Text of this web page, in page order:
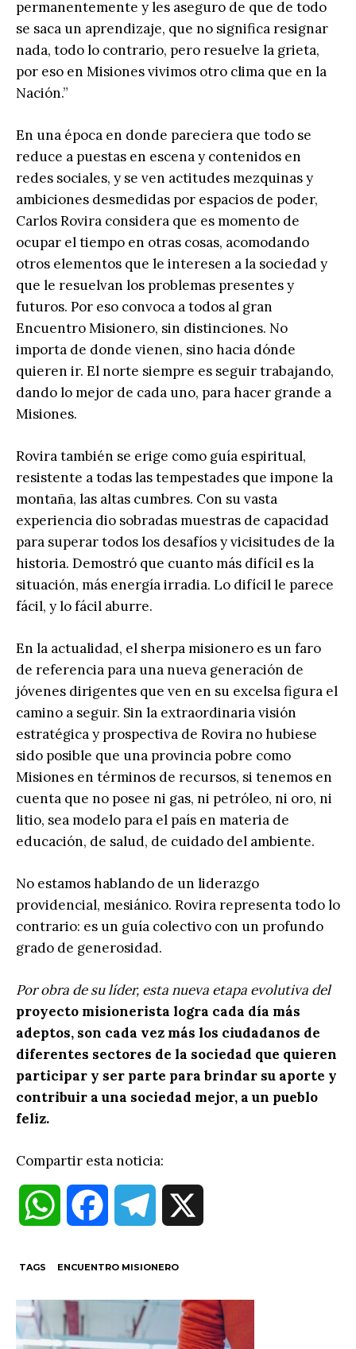
permanentemente y les aseguro de que de todo
se saca un aprendizaje, que no significa resignar
nada, todo lo contrario, pero resuelve la grieta,
por eso en Misiones vivimos otro clima que en la
Nación.”
En una época en donde pareciera que todo se
reduce a puestas en escena y contenidos en
redes sociales, y se ven actitudes mezquinas y
ambiciones desmedidas por espacios de poder,
Carlos Rovira considera que es momento de
ocupar el tiempo en otras cosas, acomodando
otros elementos que le interesen a la sociedad y
que le resuelvan los problemas presentes y
futuros. Por eso convoca a todos al gran
Encuentro Misionero, sin distinciones. No
importa de donde vienen, sino hacia dónde
quieren ir. El norte siempre es seguir trabajando,
dando lo mejor de cada uno, para hacer grande a
Misiones.
Rovira también se erige como guía espiritual,
resistente a todas las tempestades que impone la
montaña, las altas cumbres. Con su vasta
experiencia dio sobradas muestras de capacidad
para superar todos los desafíos y vicisitudes de la
historia. Demostró que cuanto más difícil es la
situación, más energía irradia. Lo difícil le parece
fácil, y lo fácil aburre.
En la actualidad, el sherpa misionero es un faro
de referencia para una nueva generación de
jóvenes dirigentes que ven en su excelsa figura el
camino a seguir. Sin la extraordinaria visión
estratégica y prospectiva de Rovira no hubiese
sido posible que una provincia pobre como
Misiones en términos de recursos, si tenemos en
cuenta que no posee ni gas, ni petróleo, ni oro, ni
litio, sea modelo para el país en materia de
educación, de salud, de cuidado del ambiente.
No estamos hablando de un liderazgo
providencial, mesiánico. Rovira representa todo lo
contrario: es un guía colectivo con un profundo
grado de generosidad.
Por obra de su líder, esta nueva etapa evolutiva del
proyecto misionerista logra cada día más
adeptos, son cada vez más los ciudadanos de
diferentes sectores de la sociedad que quieren
participar y ser parte para brindar su aporte y
contribuir a una sociedad mejor, a un pueblo
feliz.
Compartir esta noticia:
W
t
TAGS ENCUENTRO MISIONERO